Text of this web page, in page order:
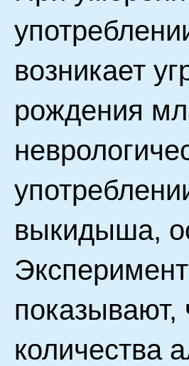
возникает
рождения
выкидыша,
количества